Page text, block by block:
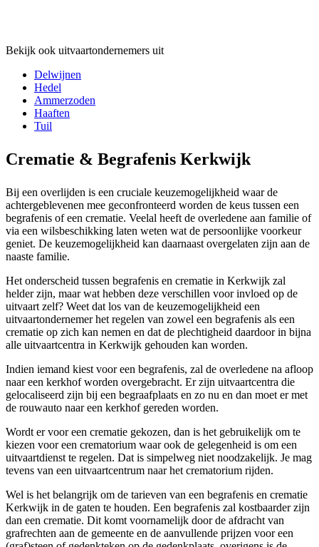
Bekijk ook uitvaartondernemers uit
Delwijnen
Hedel
Ammerzoden
Haaften
Tuil
Crematie & Begrafenis Kerkwijk
Bij een overlijden is een cruciale keuzemogelijkheid waar de
achtergeblevenen mee geconfronteerd worden de keus tussen een
begrafenis of een crematie. Veelal heeft de overledene aan familie of
via een wilsbeschikking laten weten wat de persoonlijke voorkeur
geniet. De keuzemogelijkheid kan daarnaast overgelaten zijn aan de
naaste familie.
Het onderscheid tussen begrafenis en crematie in Kerkwijk zal
helder zijn, maar wat hebben deze verschillen voor invloed op de
uitvaart zelf? Weet dat los van de keuzemogelijkheid een
uitvaartondernemer het regelen van zowel een begrafenis als een
crematie op zich kan nemen en dat de plechtigheid daardoor in bijna
alle uitvaartcentra in Kerkwijk gehouden kan worden.
Indien iemand kiest voor een begrafenis, zal de overledene na afloop
naar een kerkhof worden overgebracht. Er zijn uitvaartcentra die
gelocaliseerd zijn bij een begraafplaats en zo nu en dan moet er met
de rouwauto naar een kerkhof gereden worden.
Wordt er voor een crematie gekozen, dan is het gebruikelijk om te
kiezen voor een crematorium waar ook de gelegenheid is om een
uitvaartdienst te regelen. Dat is simpelweg niet noodzakelijk. Je mag
tevens van een uitvaartcentrum naar het crematorium rijden.
Wel is het belangrijk om de tarieven van een begrafenis en crematie
Kerkwijk in de gaten te houden. Een begrafenis zal kostbaarder zijn
dan een crematie. Dit komt voornamelijk door de afdracht van
grafrechten aan de gemeente en de aanvullende prijzen voor een